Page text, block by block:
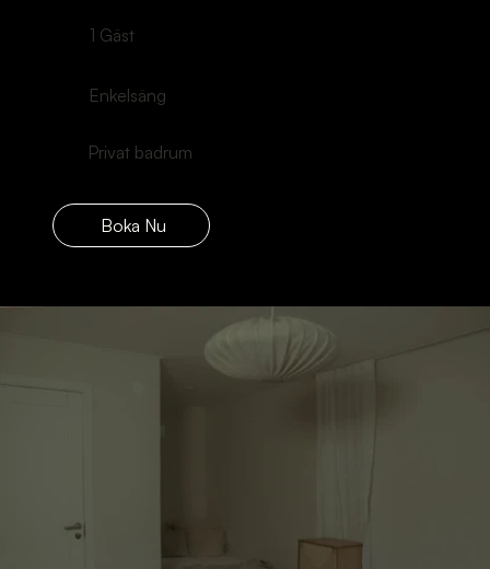
1 Gäst
Enkelsäng
Privat badrum
Boka Nu